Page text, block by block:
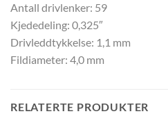
Antall drivlenker: 59
Kjededeling: 0,325″
Drivleddtykkelse: 1,1 mm
Fildiameter: 4,0 mm
RELATERTE PRODUKTER